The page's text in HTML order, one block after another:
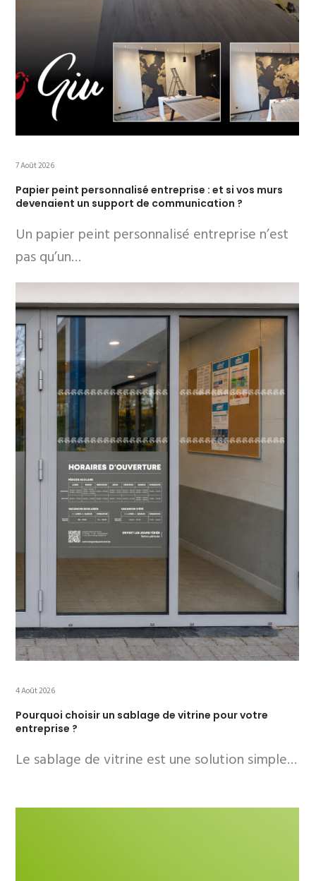
7 Août 2026
Papier peint personnalisé entreprise : et si vos murs
devenaient un support de communication ?
Un papier peint personnalisé entreprise n’est
pas qu’un…
4 Août 2026
Pourquoi choisir un sablage de vitrine pour votre
entreprise ?
Le sablage de vitrine est une solution simple…